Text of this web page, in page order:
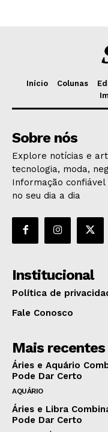
Início Colunas
Sobre nós
Explore notícias e
tecnologia, moda,
Informação
no seu dia a dia
Institucional
Política de
Fale Conosco
Mais recentes
Áries e Aquário
Pode Dar Certo
AQUÁRIO
Áries e Libra
Pode Dar Certo